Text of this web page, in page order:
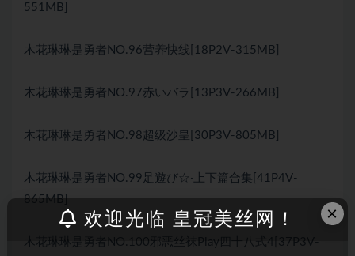
551MB]
木花琳琳是勇者NO.96营养快线[18P2V-315MB]
木花琳琳是勇者NO.97赤いバラ[13P3V-266MB]
木花琳琳是勇者NO.98超级沙皇[30P3V-805MB]
木花琳琳是勇者NO.99足遊び☆·上下篇合集[41P4V-
865MB]
木花琳琳是勇者NO.100邪恶丝袜Play四十八式4[37P3V-
×
欢迎光临 皇冠美丝网！